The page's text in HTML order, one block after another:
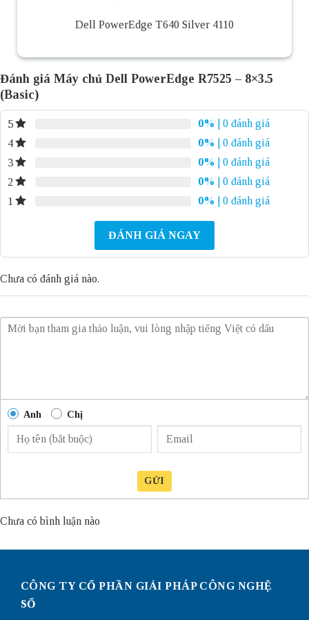
Dell PowerEdge T640 Silver 4110
Đánh giá Máy chủ Dell PowerEdge R7525 – 8×3.5
(Basic)
5 0%
| 0 đánh giá
4
0%
| 0 đánh giá
3
0%
| 0 đánh giá
2
0%
| 0 đánh giá
1
0% | 0 đánh giá
ĐÁNH GIÁ NGAY
Chưa có đánh giá nào.
Anh Chị
GỬI
Chưa có bình luận nào
CÔNG TY CỔ PHẦN GIẢI PHÁP CÔNG NGHỆ
SỐ